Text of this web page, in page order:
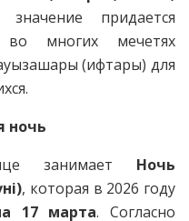
придается
многих мечетях
(ифтары) для
ночь
занимает Ночь
, которая в 2026 году
17 марта. Согласно